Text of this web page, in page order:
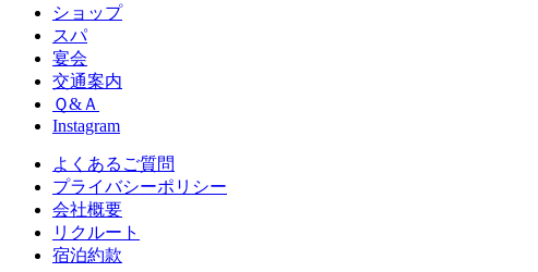
ショップ
スパ
宴会
交通案内
Ｑ&Ａ
Instagram
よくあるご質問
プライバシーポリシー
会社概要
リクルート
宿泊約款